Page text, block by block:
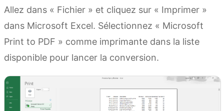
Allez dans « Fichier » et cliquez sur « Imprimer »
dans Microsoft Excel. Sélectionnez « Microsoft
Print to PDF » comme imprimante dans la liste
disponible pour lancer la conversion.